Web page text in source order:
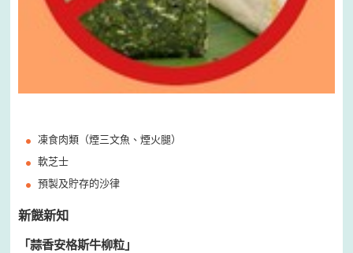
凍食肉類（煙三文魚、煙火腿）
軟芝士
預製及貯存的沙律
新餸新知
「蒜香安格斯牛柳粒」